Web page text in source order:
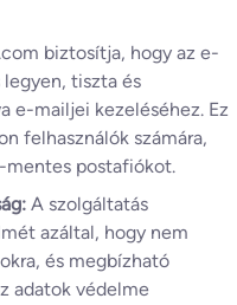
biztosítja, hogy az e-
tiszta és
e-mailjei kezeléséhez. Ez
felhasználók számára,
postafiókot.
A szolgáltatás
azáltal, hogy nem
és megbízható
adatok védelme